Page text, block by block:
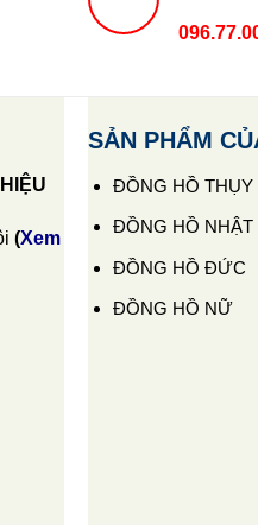
(Xem
SẢN PHẨM
ĐỒNG HỒ THỤY
ĐỒNG HỒ NHẬT
ĐỒNG HỒ ĐỨC
ĐỒNG HỒ NỮ